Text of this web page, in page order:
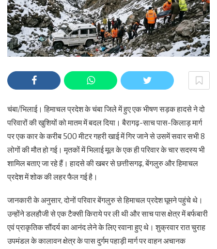
चंबा/भिलाई। हिमाचल प्रदेश के चंबा जिले में हुए एक भीषण सड़क हादसे ने दो
परिवारों की खुशियों को मातम में बदल दिया। बैरागढ़-साच पास-किलाड़ मार्ग
पर एक कार के करीब 500 मीटर गहरी खाई में गिर जाने से उसमें सवार सभी 8
लोगों की मौत हो गई। मृतकों में भिलाई मूल के एक ही परिवार के चार सदस्य भी
शामिल बताए जा रहे हैं। हादसे की खबर से छत्तीसगढ़, बेंगलुरु और हिमाचल
प्रदेश में शोक की लहर फैल गई है।
जानकारी के अनुसार, दोनों परिवार बेंगलुरु से हिमाचल प्रदेश घूमने पहुंचे थे।
उन्होंने डलहौजी से एक टैक्सी किराये पर ली थी और साच पास क्षेत्र में बर्फबारी
एवं प्राकृतिक सौंदर्य का आनंद लेने के लिए रवाना हुए थे। शुक्रवार रात चुराह
उपमंडल के कालावन क्षेत्र के पास दुर्गम पहाड़ी मार्ग पर वाहन अचानक